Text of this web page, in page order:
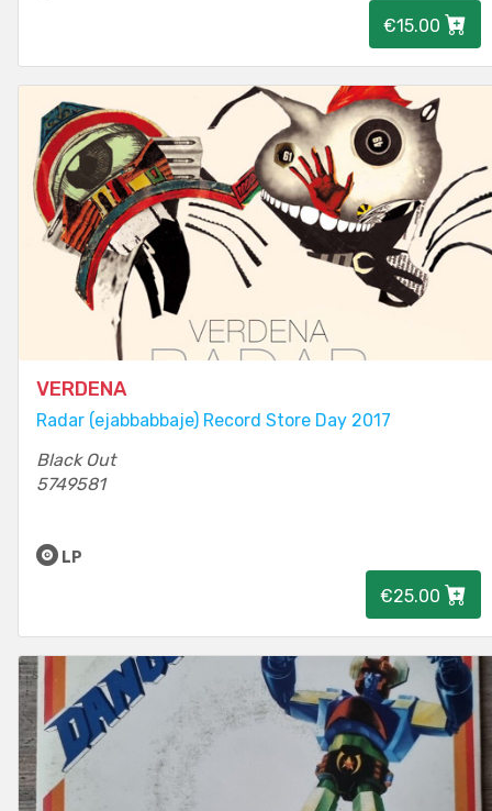
€15.00
VERDENA
Radar (ejabbabbaje) Record Store Day 2017
Black Out
5749581
LP
€25.00